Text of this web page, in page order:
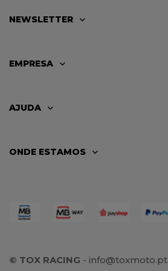
NEWSLETTER
EMPRESA
AJUDA
ONDE ESTAMOS
© TOX RACING - info@toxmoto.pt